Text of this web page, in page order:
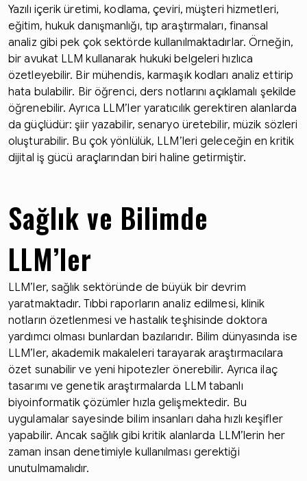
Yazılı içerik üretimi, kodlama, çeviri, müşteri hizmetleri,
eğitim, hukuk danışmanlığı, tıp araştırmaları, finansal
analiz gibi pek çok sektörde kullanılmaktadırlar. Örneğin,
bir avukat LLM kullanarak hukuki belgeleri hızlıca
özetleyebilir. Bir mühendis, karmaşık kodları analiz ettirip
hata bulabilir. Bir öğrenci, ders notlarını açıklamalı şekilde
öğrenebilir. Ayrıca LLM’ler yaratıcılık gerektiren alanlarda
da güçlüdür: şiir yazabilir, senaryo üretebilir, müzik sözleri
oluşturabilir. Bu çok yönlülük, LLM’leri geleceğin en kritik
dijital iş gücü araçlarından biri haline getirmiştir.
Sağlık ve Bilimde
LLM’ler
LLM’ler, sağlık sektöründe de büyük bir devrim
yaratmaktadır. Tıbbi raporların analiz edilmesi, klinik
notların özetlenmesi ve hastalık teşhisinde doktora
yardımcı olması bunlardan bazılarıdır. Bilim dünyasında ise
LLM’ler, akademik makaleleri tarayarak araştırmacılara
özet sunabilir ve yeni hipotezler önerebilir. Ayrıca ilaç
tasarımı ve genetik araştırmalarda LLM tabanlı
biyoinformatik çözümler hızla gelişmektedir. Bu
uygulamalar sayesinde bilim insanları daha hızlı keşifler
yapabilir. Ancak sağlık gibi kritik alanlarda LLM’lerin her
zaman insan denetimiyle kullanılması gerektiği
unutulmamalıdır.